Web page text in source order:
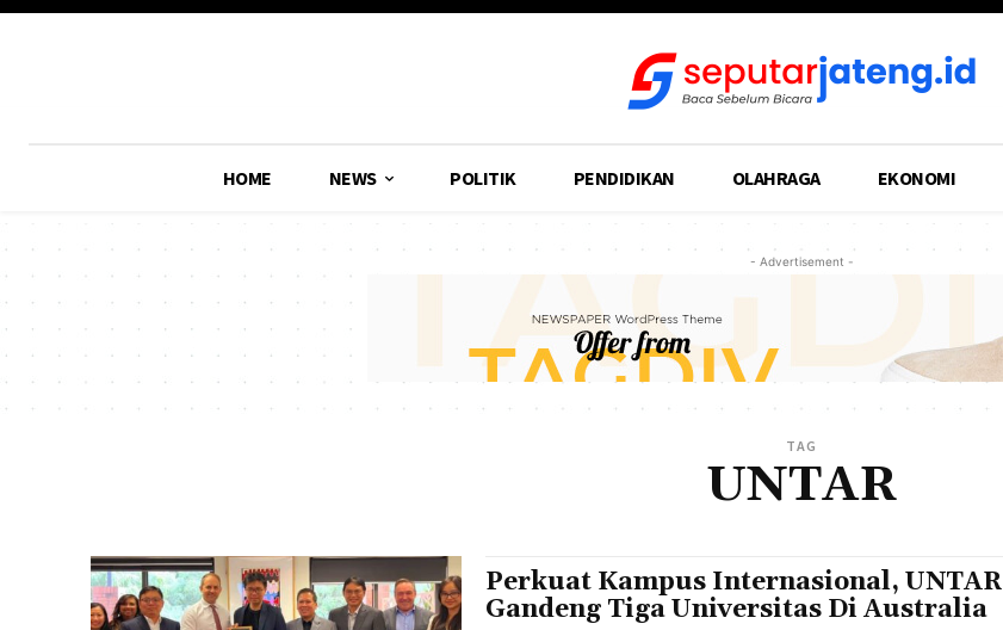
HOME NEWS POLITIK PENDIDIKAN OLAHRAGA EKONOMI
- Advertisement -
TAG
UNTAR
Perkuat Kampus Internasional, UNTAR
Gandeng Tiga Universitas Di Australia